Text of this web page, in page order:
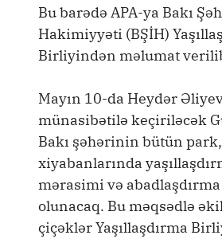
Bu barədə APA-ya Bakı
Hakimiyyəti (BŞİH)
Birliyindən məlumat
Mayın 10-da Heydər
münasibətilə keçiriləcək
Bakı şəhərinin bütün
xiyabanlarında
mərasimi və
olunacaq. Bu məqsədlə
çiçəklər Yaşıllaşdırma